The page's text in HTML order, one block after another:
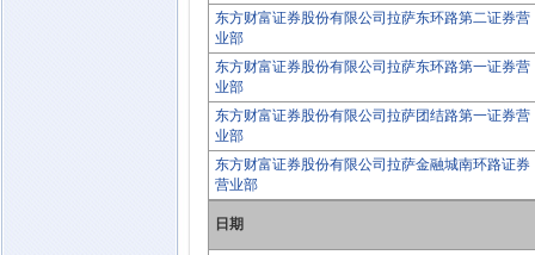
东方财富证券股份有限公司拉萨东环路第二证券营
业部
东方财富证券股份有限公司拉萨东环路第一证券营
业部
东方财富证券股份有限公司拉萨团结路第一证券营
业部
东方财富证券股份有限公司拉萨金融城南环路证券
营业部
日期